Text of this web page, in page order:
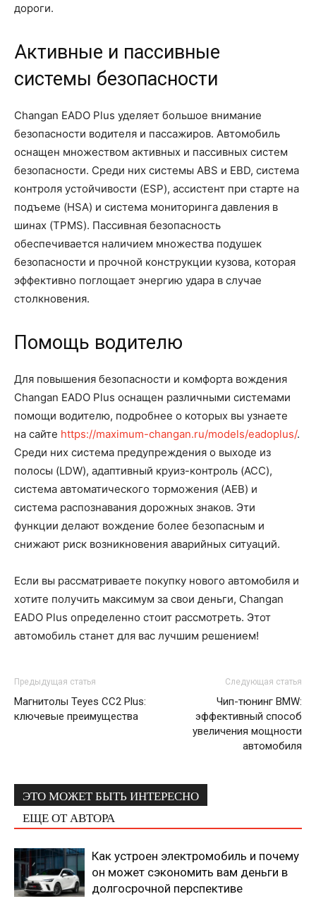
дороги.
Активные и пассивные
системы безопасности
Changan EADO Plus уделяет большое внимание
безопасности водителя и пассажиров. Автомобиль
оснащен множеством активных и пассивных систем
безопасности. Среди них системы ABS и EBD, система
контроля устойчивости (ESP), ассистент при старте на
подъеме (HSA) и система мониторинга давления в
шинах (TPMS). Пассивная безопасность
обеспечивается наличием множества подушек
безопасности и прочной конструкции кузова, которая
эффективно поглощает энергию удара в случае
столкновения.
Помощь водителю
Для повышения безопасности и комфорта вождения
Changan EADO Plus оснащен различными системами
помощи водителю, подробнее о которых вы узнаете
на сайте https://maximum-changan.ru/models/eadoplus/.
Среди них система предупреждения о выходе из
полосы (LDW), адаптивный круиз-контроль (ACC),
система автоматического торможения (AEB) и
система распознавания дорожных знаков. Эти
функции делают вождение более безопасным и
снижают риск возникновения аварийных ситуаций.
Если вы рассматриваете покупку нового автомобиля и
хотите получить максимум за свои деньги, Changan
EADO Plus определенно стоит рассмотреть. Этот
автомобиль станет для вас лучшим решением!
Предыдущая статья
Магнитолы Teyes CC2 Plus:
ключевые преимущества
Следующая статья
Чип-тюнинг BMW:
эффективный способ
увеличения мощности
автомобиля
ЭТО МОЖЕТ БЫТЬ ИНТЕРЕСНО
ЕЩЕ ОТ АВТОРА
Как устроен электромобиль и почему
он может сэкономить вам деньги в
долгосрочной перспективе